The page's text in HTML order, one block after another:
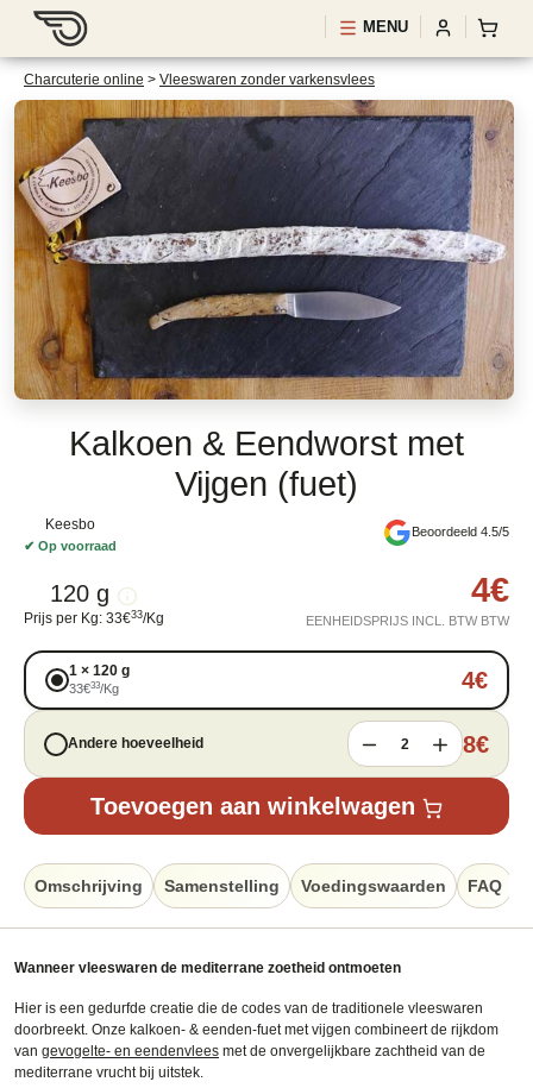
MENU
Charcuterie online > Vleeswaren zonder varkensvlees
Kalkoen & Eendworst met
Vijgen (fuet)
Keesbo
✔ Op voorraad
Beoordeeld 4.5/5
120 g
Prijs per Kg: 33€33/Kg
4€
EENHEIDSPRIJS INCL. BTW BTW
1 × 120 g
33€33/Kg 4€
Andere hoeveelheid 2 8€
Toevoegen aan winkelwagen
Omschrijving Samenstelling Voedingswaarden FAQ
Wanneer vleeswaren de mediterrane zoetheid ontmoeten
Hier is een gedurfde creatie die de codes van de traditionele vleeswaren
doorbreekt. Onze kalkoen- & eenden-fuet met vijgen combineert de rijkdom
van gevogelte- en eendenvlees met de onvergelijkbare zachtheid van de
mediterrane vrucht bij uitstek.